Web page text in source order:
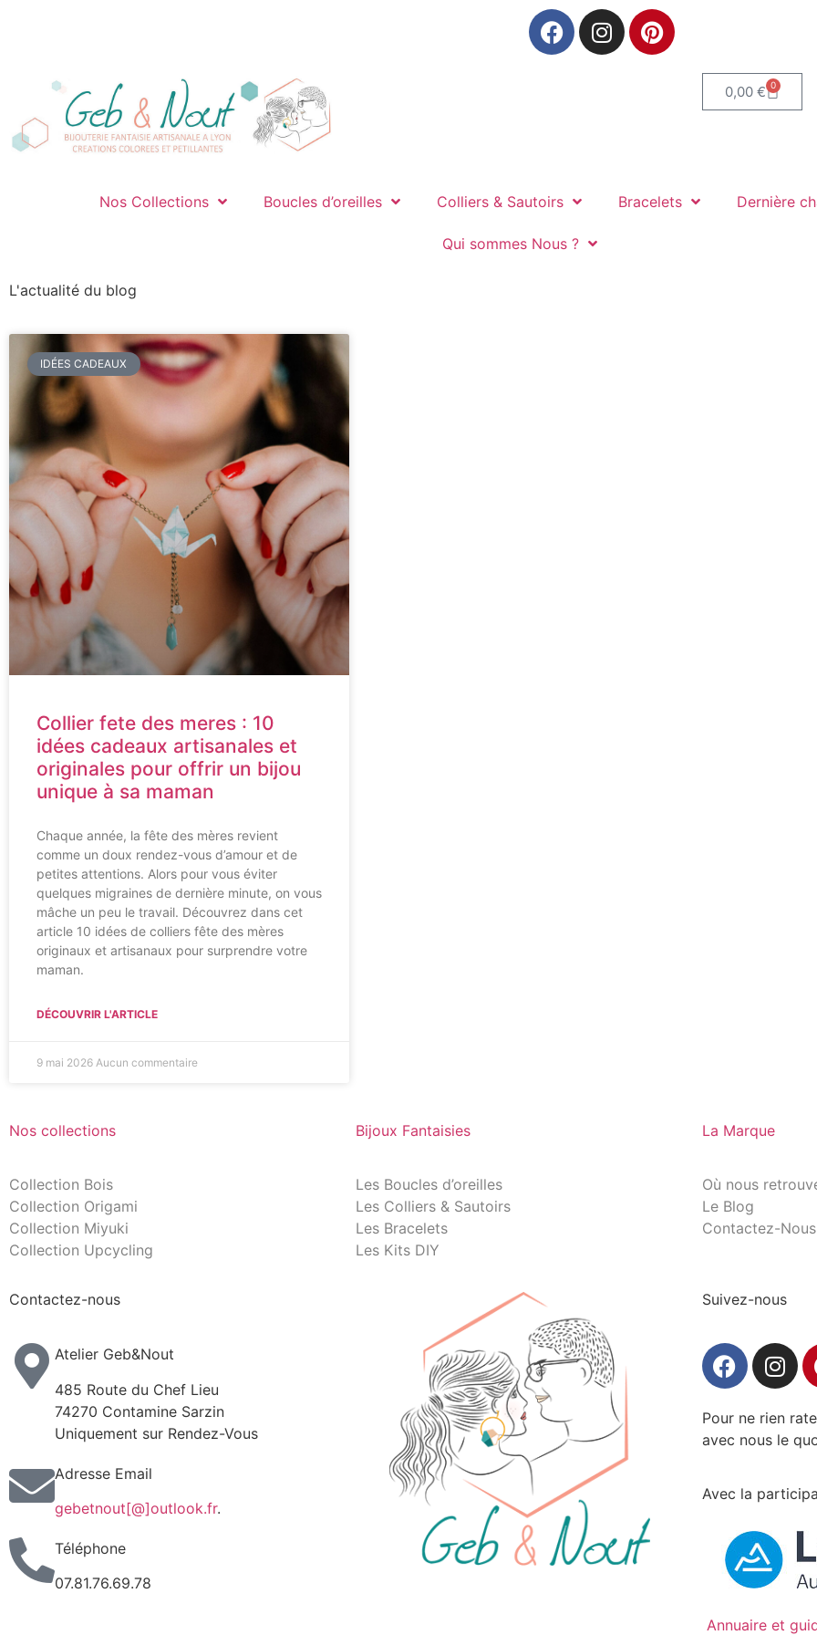
0,00 € 0
Nos Collections Boucles d’oreilles Colliers & Sautoirs Bracelets Dernière
Qui sommes Nous ?
L'actualité du blog
IDÉES CADEAUX
Collier fete des meres : 10
idées cadeaux artisanales et
originales pour offrir un bijou
unique à sa maman
Chaque année, la fête des mères revient
comme un doux rendez-vous d’amour et de
petites attentions. Alors pour vous éviter
quelques migraines de dernière minute, on vous
mâche un peu le travail. Découvrez dans cet
article 10 idées de colliers fête des mères
originaux et artisanaux pour surprendre votre
maman.
DÉCOUVRIR L'ARTICLE
9 mai 2026 Aucun commentaire
Nos collections
Collection Bois
Collection Origami
Collection Miyuki
Collection Upcycling
Bijoux Fantaisies
Les Boucles d’oreilles
Les Colliers & Sautoirs
Les Bracelets
Les Kits DIY
La Marque
Où nous
Le Blog
Contactez-Nous
Contactez-nous
Atelier Geb&Nout
485 Route du Chef Lieu
74270 Contamine Sarzin
Uniquement sur Rendez-Vous
Adresse Email
gebetnout[@]outlook.fr.
Téléphone
07.81.76.69.78
Suivez-nous
Pour ne rien
avec nous le
Avec la
Annuaire et